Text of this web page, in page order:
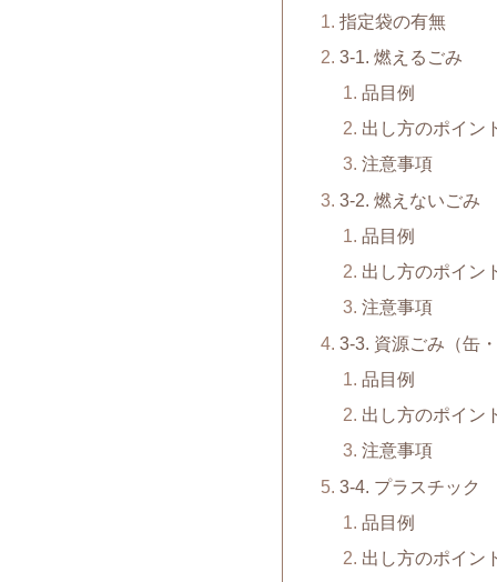
指定袋の有無
3-1. 燃えるごみ
品目例
出し方のポイン
注意事項
3-2. 燃えないごみ
品目例
出し方のポイン
注意事項
3-3. 資源ごみ（缶
品目例
出し方のポイン
注意事項
3-4. プラスチック
品目例
出し方のポイン